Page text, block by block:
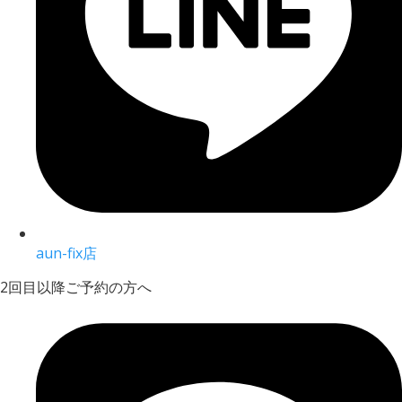
aun-fix店
2回目以降ご予約の方へ